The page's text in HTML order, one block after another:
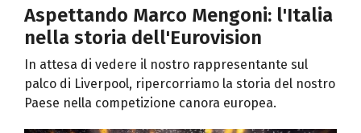
Aspettando Marco Mengoni: l'Italia
nella storia dell'Eurovision
In attesa di vedere il nostro rappresentante sul
palco di Liverpool, ripercorriamo la storia del nostro
Paese nella competizione canora europea.